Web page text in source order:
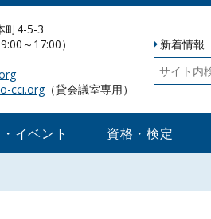
町4-5-3
～17:00）
cci.org（貸会議室専用）
新着情報
検
索:
イベント 資格・検定